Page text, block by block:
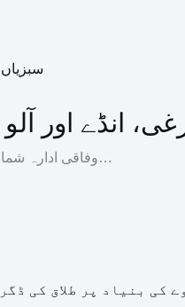
انڈے اور
وفاقی ادارہ شماریات نے جولائی 2026 کی ماہانہ مہنگائی رپورٹ…